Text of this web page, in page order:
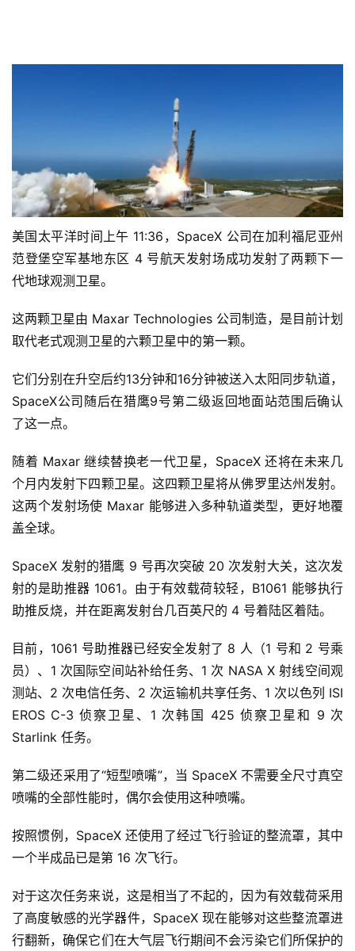
美国太平洋时间上午 11:36，SpaceX 公司在加利福尼亚州
范登堡空军基地东区 4 号航天发射场成功发射了两颗下一
代地球观测卫星。
这两颗卫星由 Maxar Technologies 公司制造，是目前计划
取代老式观测卫星的六颗卫星中的第一颗。
它们分别在升空后约13分钟和16分钟被送入太阳同步轨道，
SpaceX公司随后在猎鹰9号第二级返回地面站范围后确认
了这一点。
随着 Maxar 继续替换老一代卫星，SpaceX 还将在未来几
个月内发射下四颗卫星。这四颗卫星将从佛罗里达州发射。
这两个发射场使 Maxar 能够进入多种轨道类型，更好地覆
盖全球。
SpaceX 发射的猎鹰 9 号再次突破 20 次发射大关，这次发
射的是助推器 1061。由于有效载荷较轻，B1061 能够执行
助推反烧，并在距离发射台几百英尺的 4 号着陆区着陆。
目前，1061 号助推器已经安全发射了 8 人（1 号和 2 号乘
员）、1 次国际空间站补给任务、1 次 NASA X 射线空间观
测站、2 次电信任务、2 次运输机共享任务、1 次以色列 ISI
EROS C-3 侦察卫星、1 次韩国 425 侦察卫星和 9 次
Starlink 任务。
第二级还采用了“短型喷嘴”，当 SpaceX 不需要全尺寸真空
喷嘴的全部性能时，偶尔会使用这种喷嘴。
按照惯例，SpaceX 还使用了经过飞行验证的整流罩，其中
一个半成品已是第 16 次飞行。
对于这次任务来说，这是相当了不起的，因为有效载荷采用
了高度敏感的光学器件，SpaceX 现在能够对这些整流罩进
行翻新，确保它们在大气层飞行期间不会污染它们所保护的